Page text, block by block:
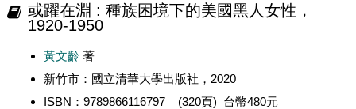
或躍在淵 : 種族困境下的美國黑人女性，
1920-1950
黃文齡著
新竹市：國立清華大學出版社，2020
ISBN：9789866116797 (320頁) 台幣480元